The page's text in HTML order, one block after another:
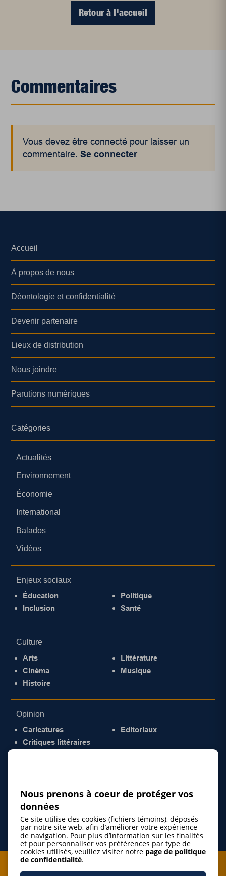
Retour à l'accueil
Commentaires
Vous devez être connecté pour laisser un
commentaire.Se connecter
Accueil
À propos de nous
Déontologie et confidentialité
Devenir partenaire
Lieux de distribution
Nous joindre
Parutions numériques
Catégories
Actualités
Environnement
Économie
International
Balados
Vidéos
Enjeux sociaux
Éducation
Inclusion
Politique
Santé
Culture
Arts
Cinéma
Histoire
Littérature
Musique
Opinion
Caricatures
Critiques littéraires
Éditoriaux
Je m'abonne à l'infolettre
Nous prenons à coeur de protéger vos
données
Ce site utilise des cookies (fichiers témoins), déposés
par notre site web, afin d’améliorer votre expérience
de navigation. Pour plus d’information sur les finalités
et pour personnaliser vos préférences par type de
cookies utilisés, veuillez visiter notre page de politique
de confidentialité.